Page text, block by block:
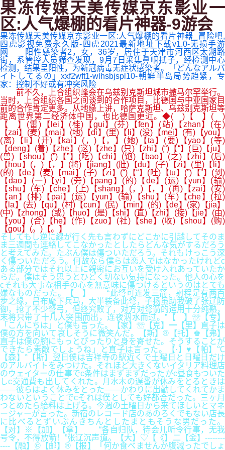
果冻传媒天美传媒京东影业一
区:人气爆棚的看片神器-9游会
果冻传媒天美传媒京东影业一区:人气爆棚的看片神器_冒险吧,
四虎影视免费永久版-四虎2021最新地址下载v1.0-无损手游
网 阳性感染者2，女，36岁，居住于天津市河西区太湖路
街，系管控人员筛查发现，9月7日采集鼻咽拭子，经检测中心
检测，结果呈阳性，为新冠病毒无症状感染者。「どんなアルバ
イトしてるの」xxf2wft1-wlhsbjspl10-朝鲜半岛局势趋紧，专
家：控制不好或有冲突风险
前不久，上合组织峰会在乌兹别克斯坦城市撒马尔罕举行。
当时，上合组织各国之间谈到的合作项目，比德国与中亚国家目
前的合作肯定更多。从地缘上讲，哈萨克斯坦、乌兹别克斯坦等
距离世界第二经济体中国，也比德国更近。◆( )【 】( )
【 】(雷)【lei】(桂)【gui】(芬)【fen】(站)【zhan】(在)
【zai】(麦)【mai】(地)【di】(里)【li】(没)【mei】(有)【you】
(离)【li】(开)【kai】(，)【，】(她)【ta】(要)【yao】(等)
【deng】(着)【zhe】(这)【zhe】(只)【zhi】(“)【“】(巨)【ju】
(兽)【shou】(”)【”】(吃)【chi】(饱)【bao】(之)【zhi】(后)
【hou】(，)【，】(将)【jiang】(肚)【du】(子)【zi】(里)【li】
(的)【de】(麦)【mai】(子)【zi】(“)【“】(吐)【tu】(”)【”】(到)
【dao】(一)【yi】(旁)【pang】(的)【de】(运)【yun】(输)
【shu】(车)【che】(上)【shang】(，)【，】(再)【zai】(安)
【an】(排)【pai】(运)【yun】(输)【shu】(车)【che】(拉)
【la】(去)【qu】(村)【cun】(民)【min】(的)【de】(家)【jia】
(中)【zhong】(或)【huo】(是)【shi】(直)【zhi】(接)【jie】(由)
【you】(合)【he】(作)【zuo】(社)【she】(收)【shou】(购)
【gou】(。)【。】
そしてもし逆に緑が行く先も言わずにどこかに引越してそのま
ま三週間も連絡してこなかったとしたらどんな気がするだろう
と考えてみた。たぶん僕は傷ついただろう。それもけっこう深
く傷ついただろう。何故なら僕らは恋人ではなかったけれどc
ある部分ではそれ以上に親密にお互いを受け入れあっていたか
らだ。僕はそう思うとひどく切ない気持になった。他人の心を
cそれも大事な相手の心を無意味に傷つけるというのはとても
嫌なものだった。【 】 “此弩可连发三箭，射程足有两百
步之缘，吕布麾下兵马，大半装备此弩，子扬虽助我破了张辽防
御，抢了不少弩弓，但终究败了，对方对弩箭的运用十分纯熟，
末将只带了十几人突围而出，连夜泅水而过。”【 】☏【专】
「こんにちは」と僕も言った。【家】☏【克】━【里】直子は
僕の方を向いて哀しそうに微笑んだ。【斯】®【托】♚【弗】
直子は僕の腕にもっとぴったりと身を寄せた。そうすることが
できたら素敵でしょうね」と直子は言った。【·】♥【帕】℃
【森】°【斯】翌日僕は吉祥寺の駅近くで土曜日と日曜日だけ
のアルバイトをみつけた。それほど大きくないイタリア料理店
のウェイターの仕事でc条件はまずまずだったがc昼食もついた
しc交通費も出してくれた。月水木の遅番が休みをとるときは
――彼らはよく休みをとった――かわりに出勤してくれてかま
わないということでcそれは僕としても好都合だった。三ヶ月
つとめたら給料は上げる。今週の土曜日から来てほしいとマネ
ージャーが言った。新宿のレコード店のあのろくでもない店長
に比べるとずいぶんきちんとしたまともそうな男だった。
【对】※【加】【拿】 “各自归队，待会儿听令行事，无我
号令，不得放箭！”张辽沉声道。【大】♡【《】二【金】--------
----【融】©【邮】®【报】「何か食べませんか腹減ったでしょ